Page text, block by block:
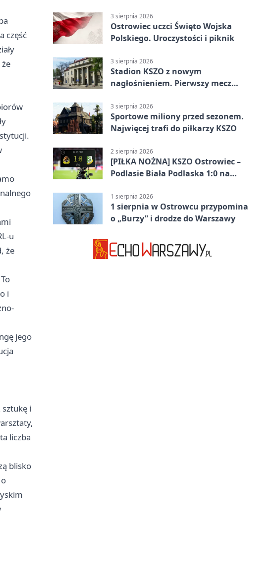
część
u
że
i
jego
i
liczba
blisko
3 sierpnia 2026
Ostrowiec uczci Święto Wojska
Polskiego. Uroczystości i piknik
3 sierpnia 2026
Stadion KSZO z nowym
nagłośnieniem. Pierwszy mecz
3 sierpnia 2026
Sportowe miliony przed sezonem.
Najwięcej trafi do piłkarzy KSZO
2 sierpnia 2026
[PIŁKA NOŻNA] KSZO Ostrowiec –
Podlasie Biała Podlaska 1:0 na
(Grupa IV)
1 sierpnia 2026
1 sierpnia w Ostrowcu przypomina
o „Burzy” i drodze do Warszawy